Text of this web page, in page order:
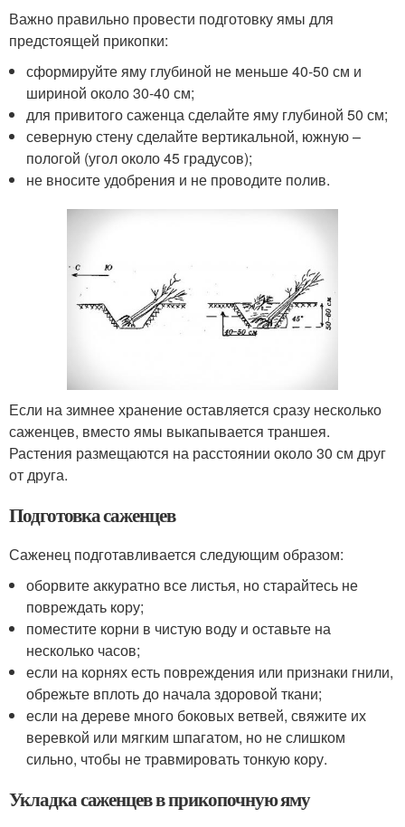
Важно правильно провести подготовку ямы для
предстоящей прикопки:
сформируйте яму глубиной не меньше 40-50 см и
шириной около 30-40 см;
для привитого саженца сделайте яму глубиной 50 см;
северную стену сделайте вертикальной, южную –
пологой (угол около 45 градусов);
не вносите удобрения и не проводите полив.
Если на зимнее хранение оставляется сразу несколько
саженцев, вместо ямы выкапывается траншея.
Растения размещаются на расстоянии около 30 см друг
от друга.
Подготовка саженцев
Саженец подготавливается следующим образом:
оборвите аккуратно все листья, но старайтесь не
повреждать кору;
поместите корни в чистую воду и оставьте на
несколько часов;
если на корнях есть повреждения или признаки гнили,
обрежьте вплоть до начала здоровой ткани;
если на дереве много боковых ветвей, свяжите их
веревкой или мягким шпагатом, но не слишком
сильно, чтобы не травмировать тонкую кору.
Укладка саженцев в прикопочную яму